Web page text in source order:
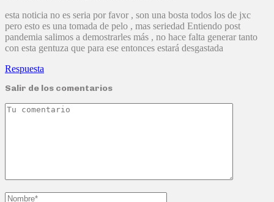
esta noticia no es seria por favor , son una bosta todos los de jxc
pero esto es una tomada de pelo , mas seriedad Entiendo post
pandemia salimos a demostrarles más , no hace falta generar tanto
con esta gentuza que para ese entonces estará desgastada
Respuesta
Salir de los comentarios